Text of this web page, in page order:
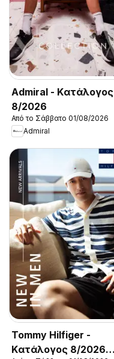
Admiral - Kατάλογος
8/2026
Από το Σάββατο 01/08/2026
Admiral
Tommy Hilfiger -
Kατάλογος 8/2026